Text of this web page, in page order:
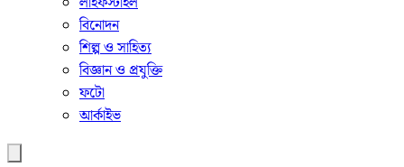
বিনোদন
শিল্প ও সাহিত্য
বিজ্ঞান ও প্রযুক্তি
ফটো
আর্কাইভ